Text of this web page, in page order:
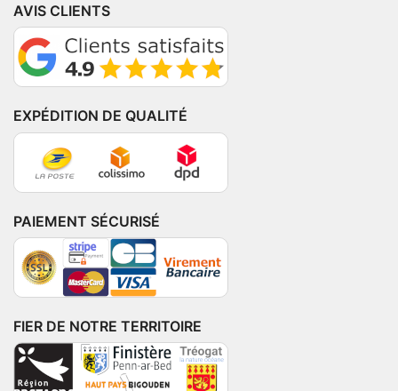
AVIS CLIENTS
EXPÉDITION DE QUALITÉ
PAIEMENT SÉCURISÉ
FIER DE NOTRE TERRITOIRE